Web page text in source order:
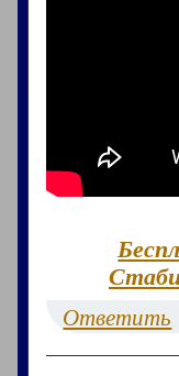
Ответить